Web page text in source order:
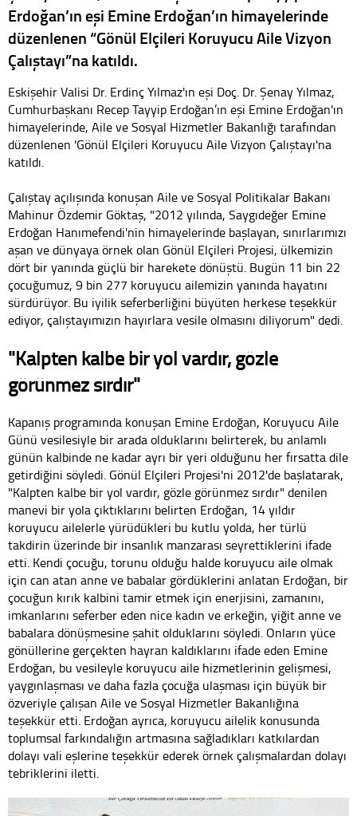
Erdoğan’ın eşi Emine Erdoğan’ın himayelerinde
düzenlenen “Gönül Elçileri Koruyucu Aile Vizyon
Çalıştayı”na katıldı.
Eskişehir Valisi Dr. Erdinç Yılmaz'ın eşi Doç. Dr. Şenay Yılmaz,
Cumhurbaşkanı Recep Tayyip Erdoğan’ın eşi Emine Erdoğan'ın
himayelerinde, Aile ve Sosyal Hizmetler Bakanlığı tarafından
düzenlenen 'Gönül Elçileri Koruyucu Aile Vizyon Çalıştayı'na
katıldı.
Çalıştay açılışında konuşan Aile ve Sosyal Politikalar Bakanı
Mahinur Özdemir Göktaş, "2012 yılında, Saygıdeğer Emine
Erdoğan Hanımefendi'nin himayelerinde başlayan, sınırlarımızı
aşan ve dünyaya örnek olan Gönül Elçileri Projesi, ülkemizin
dört bir yanında güçlü bir harekete dönüştü. Bugün 11 bin 22
çocuğumuz, 9 bin 277 koruyucu ailemizin yanında hayatını
sürdürüyor. Bu iyilik seferberliğini büyüten herkese teşekkür
ediyor, çalıştayımızın hayırlara vesile olmasını diliyorum" dedi.
"Kalpten kalbe bir yol vardır, gözle
görünmez sırdır"
Kapanış programında konuşan Emine Erdoğan, Koruyucu Aile
Günü vesilesiyle bir arada olduklarını belirterek, bu anlamlı
günün kalbinde ne kadar ayrı bir yeri olduğunu her fırsatta dile
getirdiğini söyledi. Gönül Elçileri Projesi'ni 2012'de başlatarak,
"Kalpten kalbe bir yol vardır, gözle görünmez sırdır" denilen
manevi bir yola çıktıklarını belirten Erdoğan, 14 yıldır
koruyucu ailelerle yürüdükleri bu kutlu yolda, her türlü
takdirin üzerinde bir insanlık manzarası seyrettiklerini ifade
etti. Kendi çocuğu, torunu olduğu halde koruyucu aile olmak
için can atan anne ve babalar gördüklerini anlatan Erdoğan, bir
çocuğun kırık kalbini tamir etmek için enerjisini, zamanını,
imkanlarını seferber eden nice kadın ve erkeğin, yiğit anne ve
babalara dönüşmesine şahit olduklarını söyledi. Onların yüce
gönüllerine gerçekten hayran kaldıklarını ifade eden Emine
Erdoğan, bu vesileyle koruyucu aile hizmetlerinin gelişmesi,
yaygınlaşması ve daha fazla çocuğa ulaşması için büyük bir
özveriyle çalışan Aile ve Sosyal Hizmetler Bakanlığına
teşekkür etti. Erdoğan ayrıca, koruyucu ailelik konusunda
toplumsal farkındalığın artmasına sağladıkları katkılardan
dolayı vali eşlerine teşekkür ederek örnek çalışmalardan dolayı
tebriklerini iletti.